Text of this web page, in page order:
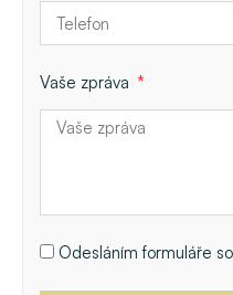
Vaše zpráva
Odesláním formuláře